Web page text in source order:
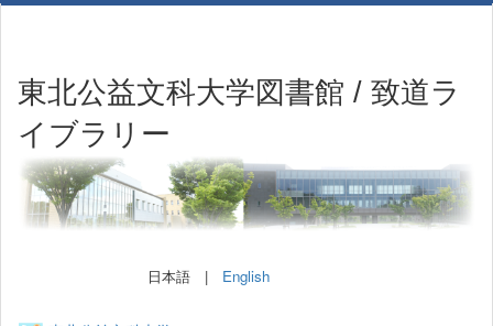
東北公益文科大学図書館 / 致道ラ
イブラリー
日本語 | English